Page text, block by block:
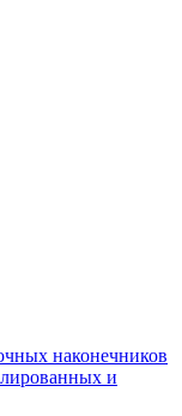
наконечников
и